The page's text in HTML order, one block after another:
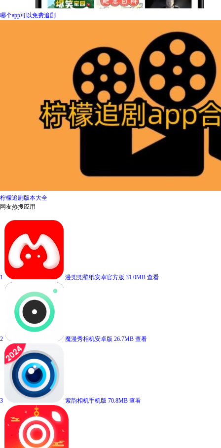
哪个app可以免费追剧
柠檬追剧版本大全
网友热搜应用
1 漫兜兜壁纸安卓官方版 31.0MB 查看
2 魔漫秀相机安卓版 26.7MB 查看
3 紫韵相机手机版 70.8MB 查看